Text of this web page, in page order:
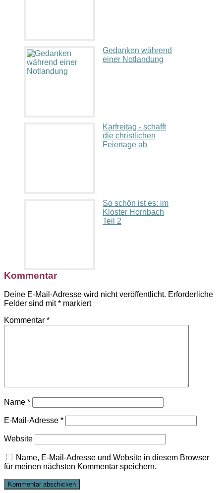
Gedanken während
einer Notlandung
Karfreitag - schafft
die christlichen
Feiertage ab
So schön ist es: im
Kloster Hornbach
Teil 2
Kommentar
Deine E-Mail-Adresse wird nicht veröffentlicht. Erforderliche
Felder sind mit* markiert
Kommentar *
Name *
E-Mail-Adresse *
Website
Name, E-Mail-Adresse und Website in diesem Browser
für meinen nächsten Kommentar speichern.